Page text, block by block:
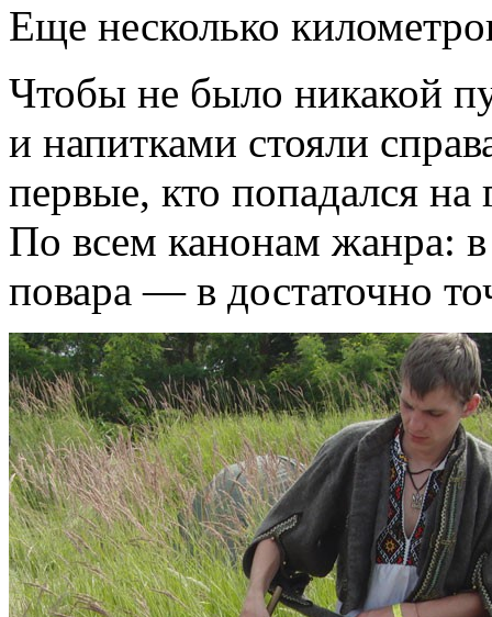
Еще несколько
Чтобы не было никакой
и напитками стояли
первые, кто попадался
По всем канонам жанра:
повара — в достаточно